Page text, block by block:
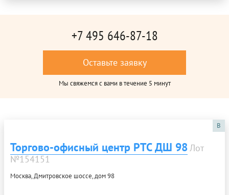
+7 495 646-87-18
Оставьте заявку
Мы свяжемся с вами в течение 5 минут
B
Торгово-офисный центр РТС ДШ 98Лот
№154151
Москва, Дмитровское шоссе, дом 98